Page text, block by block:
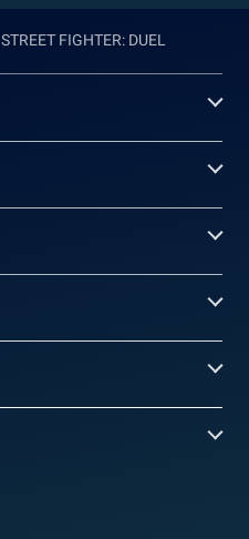
STREET FIGHTER: DUEL